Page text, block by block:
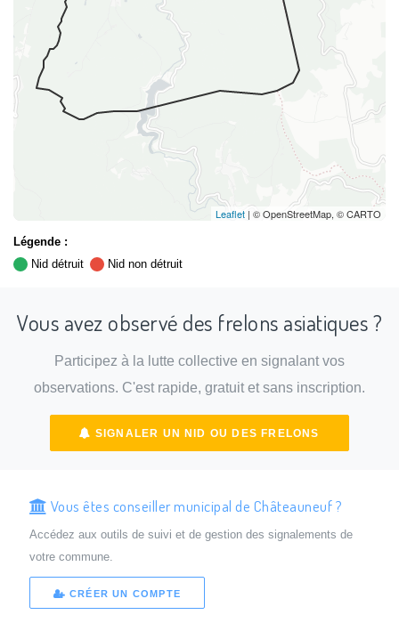
Leaflet | © OpenStreetMap, © CARTO
Légende :
Nid détruit
Nid non détruit
Vous avez observé des frelons asiatiques ?
Participez à la lutte collective en signalant vos
observations. C'est rapide, gratuit et sans inscription.
SIGNALER UN NID OU DES FRELONS
Vous êtes conseiller municipal de Châteauneuf ?
Accédez aux outils de suivi et de gestion des signalements de
votre commune.
CRÉER UN COMPTE